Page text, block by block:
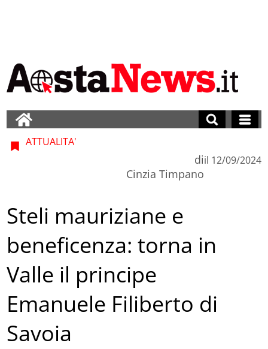
ATTUALITA'
di
Cinzia Timpano
il 12/09/2024
Steli mauriziane e
beneficenza: torna in
Valle il principe
Emanuele Filiberto di
Savoia